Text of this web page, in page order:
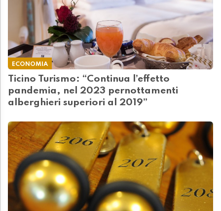
ECONOMIA
Ticino Turismo: “Continua l’effetto
pandemia, nel 2023 pernottamenti
alberghieri superiori al 2019”